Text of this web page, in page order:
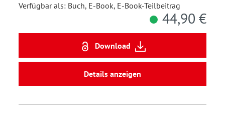
Verfügbar als: Buch, E-Book, E-Book-Teilbeitrag
44,90 €
Download
Details anzeigen